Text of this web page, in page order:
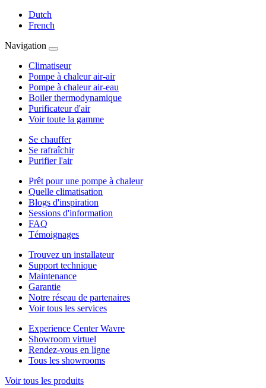
Dutch
French
Navigation
Climatiseur
Pompe à chaleur air-air
Pompe à chaleur air-eau
Boiler thermodynamique
Purificateur d'air
Voir toute la gamme
Se chauffer
Se rafraîchir
Purifier l'air
Prêt pour une pompe à chaleur
Quelle climatisation
Blogs d'inspiration
Sessions d'information
FAQ
Témoignages
Trouvez un installateur
Support technique
Maintenance
Garantie
Notre réseau de partenaires
Voir tous les services
Experience Center Wavre
Showroom virtuel
Rendez-vous en ligne
Tous les showrooms
Voir tous les produits